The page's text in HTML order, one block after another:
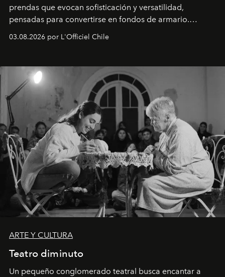
prendas que evocan sofisticación y versatilidad,
pensadas para convertirse en fondos de armario.
Disponible en Chile desde el 6 de agosto.
03.08.2026 por L'Officiel Chile
ARTE Y CULTURA
Teatro diminuto
Un pequeño conglomerado teatral busca encantar a